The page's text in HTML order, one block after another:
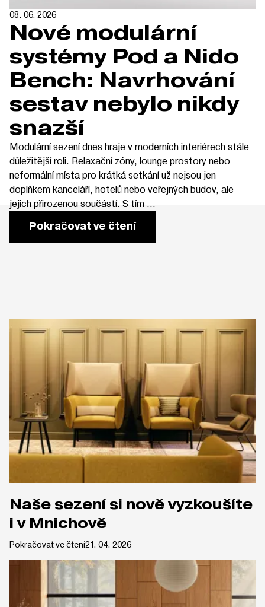
08. 06. 2026
Nové modulární
systémy Pod a Nido
Bench: Navrhování
sestav nebylo nikdy
snazší
Modulární sezení dnes hraje v moderních interiérech stále
důležitější roli. Relaxační zóny, lounge prostory nebo
neformální místa pro krátká setkání už nejsou jen
doplňkem kanceláří, hotelů nebo veřejných budov, ale
jejich přirozenou součástí. S tím ...
Pokračovat ve čtení
Naše sezení si nově vyzkoušíte
i v Mnichově
Pokračovat ve čtení21. 04. 2026